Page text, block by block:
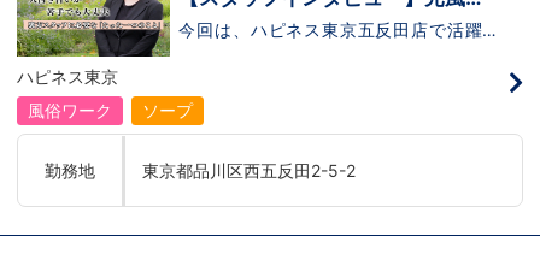
市営地下鉄阪東橋駅、伊勢佐木長者町駅 ・JR
横浜線関内駅 ■土浦エリア：茨城県土浦市桜
町 ・JR常磐線土浦駅
経験者が裏方へ転職！安部さんが
今回は、ハピネス東京五反田店で活躍す
方”のスタッフに転職した 経歴の持ち主
です。「キャストとして働いていたからこ
味を持ったんです」と話してくれたのが印
象的でした。裏方に転身してみて感じた職
場の雰囲気、キャストさんとのやり取り、
れています。夜職スタッフに興味がある方
ハピネス東京
風俗ワーク
ソープ
勤務地 東京都品川区西五反田2-5-2